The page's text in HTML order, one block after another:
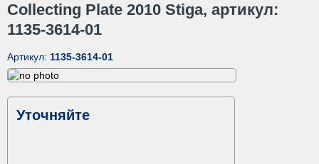
Collecting Plate 2010 Stiga, артикул:
1135-3614-01
Артикул: 1135-3614-01
Уточняйте